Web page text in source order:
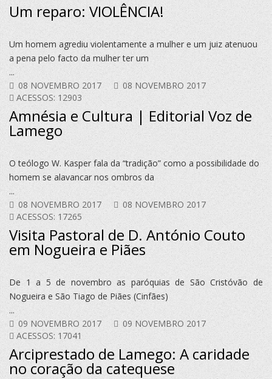
Um reparo: VIOLÊNCIA!
Um homem agrediu violentamente a mulher e um juiz atenuou
a pena pelo facto da mulher ter um
...
08 NOVEMBRO 2017
08 NOVEMBRO 2017
ACESSOS: 12903
Amnésia e Cultura | Editorial Voz de
Lamego
O teólogo W. Kasper fala da “tradição” como a possibilidade do
homem se alavancar nos ombros da
...
08 NOVEMBRO 2017
08 NOVEMBRO 2017
ACESSOS: 17265
Visita Pastoral de D. António Couto
em Nogueira e Piães
De 1 a 5 de novembro as paróquias de São Cristóvão de
Nogueira e São Tiago de Piães (Cinfães)
...
09 NOVEMBRO 2017
09 NOVEMBRO 2017
ACESSOS: 17041
Arciprestado de Lamego: A caridade
no coração da catequese